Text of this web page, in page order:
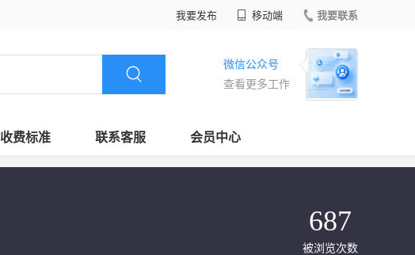
我要发布 移动端 我要联系
微信公众号
查看更多工作
收费标准 联系客服 会员中心
687
被浏览次数